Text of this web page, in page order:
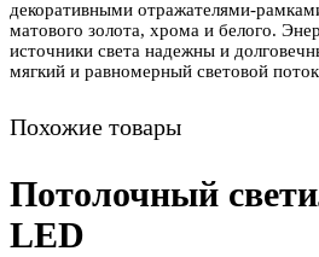
декоративными отражателями-
матового золота, хрома и белого.
источники света надежны и
мягкий и равномерный световой
Похожие товары
Потолочный
LED